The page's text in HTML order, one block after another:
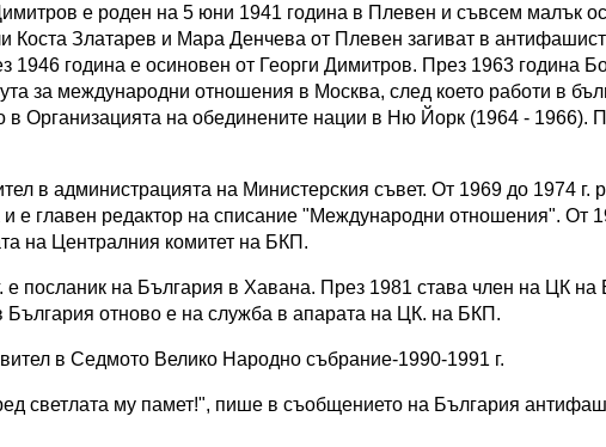
е роден на 5 юни 1941 година в Плевен и съвсем малък
Коста Златарев и Мара Денчева от Плевен загиват в
1946 година е осиновен от Георги Димитров. През 1963 година
за международни отношения в Москва, след което работи в
в Организацията на обединените нации в Ню Йорк (1964 - 1966).
в администрацията на Министерския съвет. От 1969 до 1974 г.
е главен редактор на списание "Международни отношения". От
на Централния комитет на БКП.
е посланик на България в Хавана. През 1981 става член на ЦК
България отново е на служба в апарата на ЦК. на БКП.
в Седмото Велико Народно събрание-1990-1991 г.
светлата му памет!", пише в съобщението на България